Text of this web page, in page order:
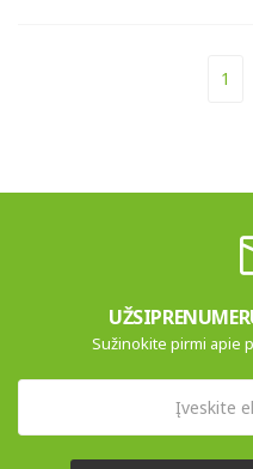
1
Sužinokite pirmi apie